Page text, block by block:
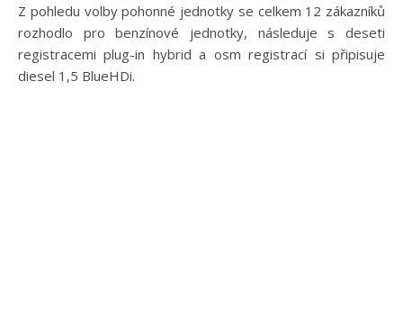
Z pohledu volby pohonné jednotky se celkem 12 zákazníků
rozhodlo pro benzínové jednotky, následuje s deseti
registracemi plug-in hybrid a osm registrací si připisuje
diesel 1,5 BlueHDi.